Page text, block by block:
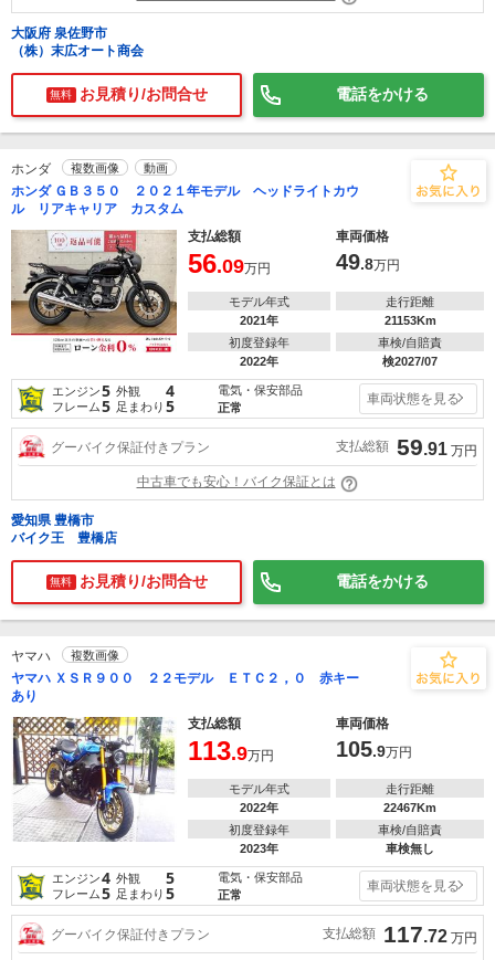
大阪府 泉佐野市
（株）末広オート商会
無料 お見積り/お問合せ 電話をかける
ホンダ 複数画像 動画
ホンダ ＧＢ３５０ ２０２１年モデル ヘッドライトカウ
ル リアキャリア カスタム
支払総額
車両価格
56.09万円 49.8万円
モデル年式
2021年
走行距離
21153Km
初度登録年
2022年
車検/自賠責
検2027/07
エンジン5 外観 4
フレーム5 足まわり 5
電気・保安部品
正常
車両状態を見る
グーバイク保証付きプラン 支払総額 59.91 万円
中古車でも安心！バイク保証とは
愛知県 豊橋市
バイク王 豊橋店
無料 お見積り/お問合せ 電話をかける
ヤマハ 複数画像
ヤマハ ＸＳＲ９００ ２２モデル ＥＴＣ２，０ 赤キー
あり
支払総額
車両価格
113.9万円 105.9万円
モデル年式
2022年
走行距離
22467Km
初度登録年
2023年
車検/自賠責
車検無し
エンジン4 外観 5
フレーム5 足まわり 5
電気・保安部品
正常
車両状態を見る
グーバイク保証付きプラン 支払総額 117.72 万円